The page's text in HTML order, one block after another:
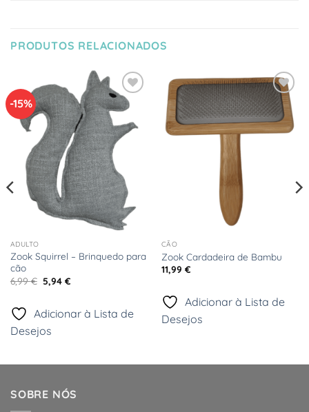
PRODUTOS RELACIONADOS
-15%
Adicionar
à Lista
de
Desejos
ADULTO
Zook Squirrel – Brinquedo para
cão
6,99€ O
preço
era:
6,99 €.
5,94 €O
5,94 €.
Adicionar à Lista de
Desejos
Adicionar
à Lista
de
Desejos
CÃO
Zook Cardadeira de Bambu
11,99 €
Adicionar à Lista de
Desejos
SOBRE NÓS